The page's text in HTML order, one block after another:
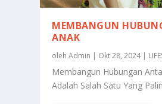
MEMBANGUN
ANAK
olehAdmin | Okt 28, 2024|
Membangun Hubungan
Adalah Salah Satu Yang